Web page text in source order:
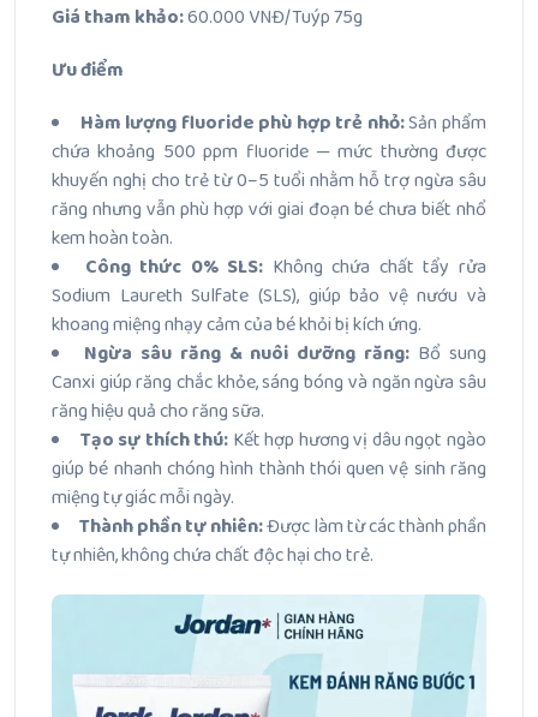
Giá tham khảo:60.000 VNĐ/Tuýp 75g
Ưu điểm
Hàm lượng fluoride phù hợp trẻ nhỏ:Sản phẩm
chứa khoảng 500 ppm fluoride — mức thường được
khuyến nghị cho trẻ từ 0–5 tuổi nhằm hỗ trợ ngừa sâu
răng nhưng vẫn phù hợp với giai đoạn bé chưa biết nhổ
kem hoàn toàn.
Công thức 0% SLS: Không chứa chất tẩy rửa
Sodium Laureth Sulfate (SLS), giúp bảo vệ nướu và
khoang miệng nhạy cảm của bé khỏi bị kích ứng.
Ngừa sâu răng & nuôi dưỡng răng: Bổ sung
Canxi giúp răng chắc khỏe, sáng bóng và ngăn ngừa sâu
răng hiệu quả cho răng sữa.
Tạo sự thích thú: Kết hợp hương vị dâu ngọt ngào
giúp bé nhanh chóng hình thành thói quen vệ sinh răng
miệng tự giác mỗi ngày.
Thành phần tự nhiên:Được làm từ các thành phần
tự nhiên, không chứa chất độc hại cho trẻ.